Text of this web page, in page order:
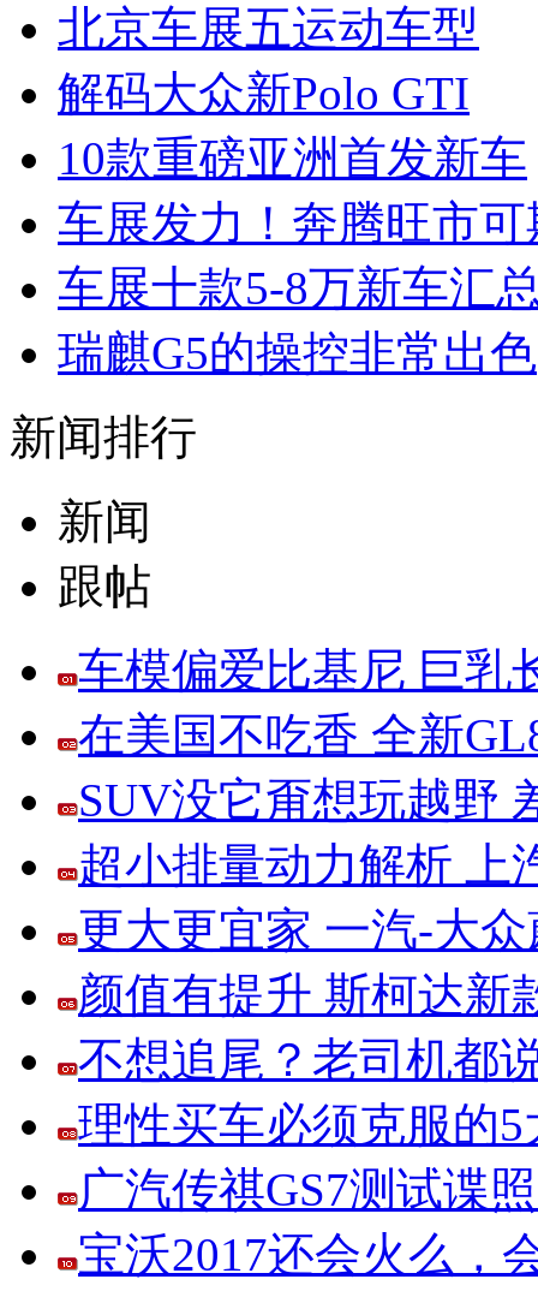
北京车展五运动车型
解码大众新Polo GTI
10款重磅亚洲首发新车
车展发力！奔腾旺市可
车展十款5-8万新车汇
瑞麒G5的操控非常出色
新闻排行
新闻
跟帖
车模偏爱比基尼 巨乳
在美国不吃香 全新
SUV没它甭想玩越野
超小排量动力解析 上
更大更宜家 一汽-大
颜值有提升 斯柯达新
不想追尾？老司机都
理性买车必须克服的5
广汽传祺GS7测试谍
宝沃2017还会火么，